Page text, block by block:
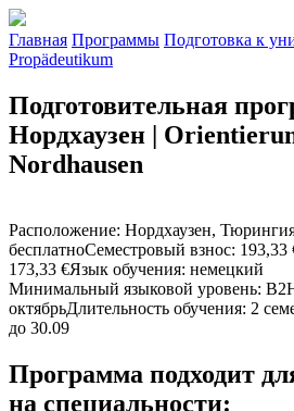
Главная Программы Подготовка к
Propädeutikum
Подготовительная
Нордхаузен |
Nordhausen
Расположение: Нордхаузен,
бесплатноСеместровый взнос: 193,33
173,33 €Язык обучения: немецкий
Минимальный языковой уровень: B2
октябрьДлительность обучения: 2
до 30.09
Программа подходит
на специальности: